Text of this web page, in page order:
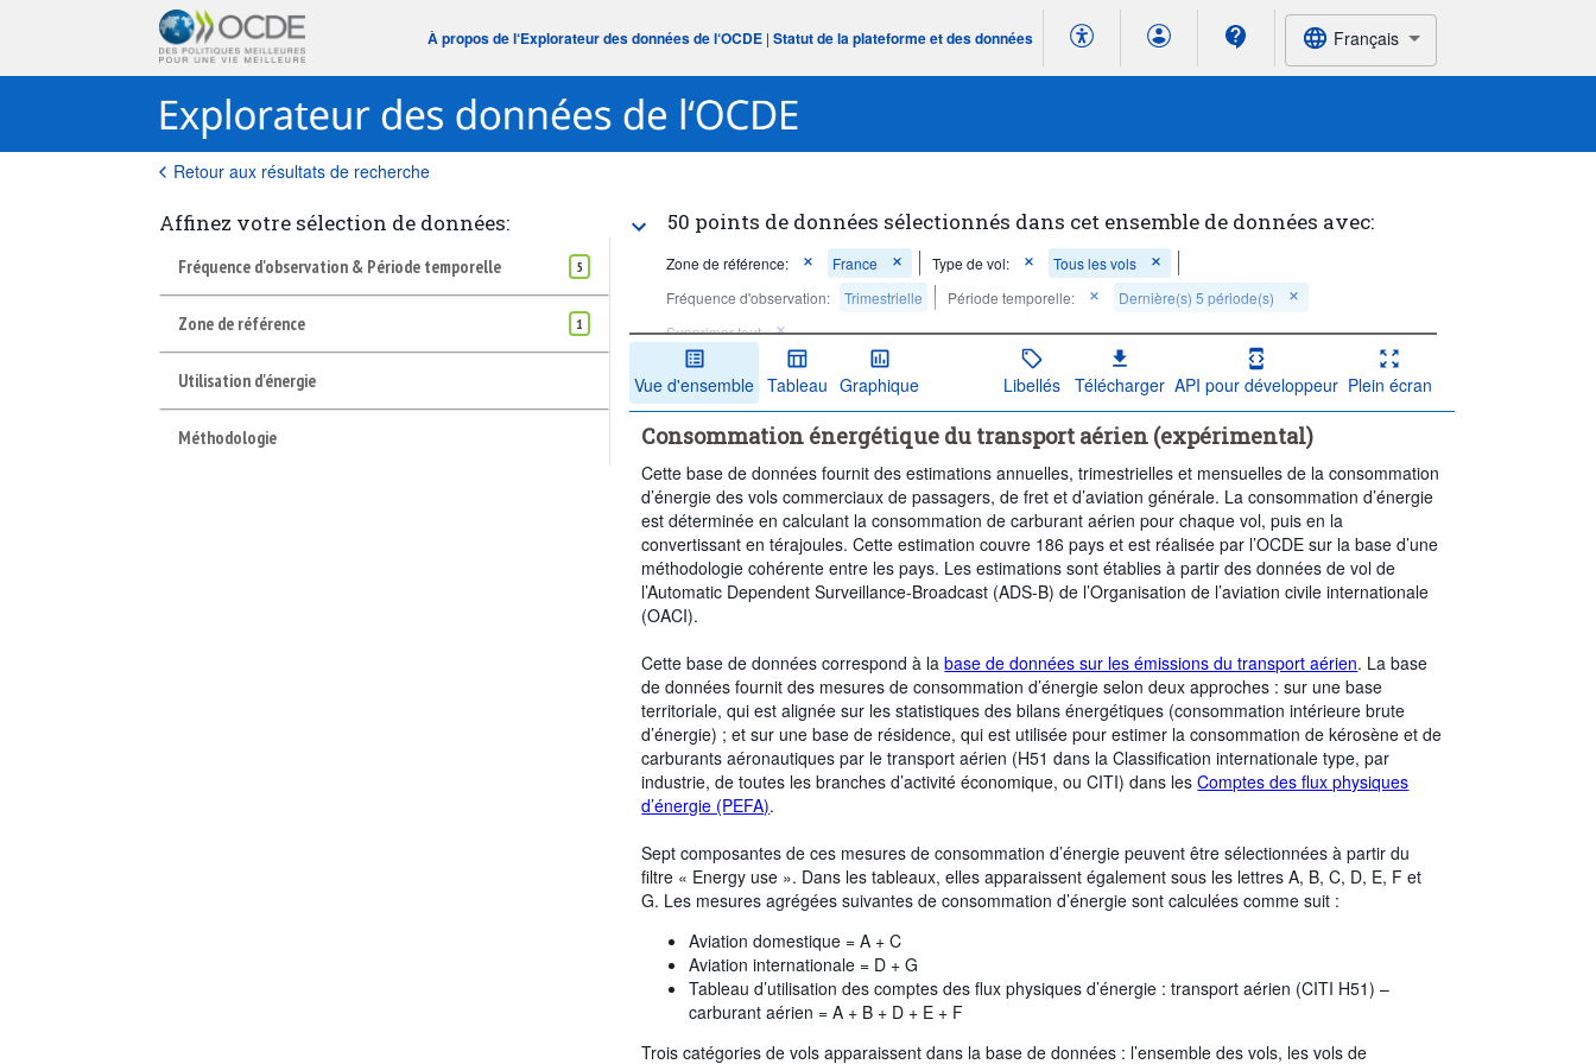
À propos de l‘Explorateur des données de l‘OCDE |Statut de la plateforme et des données Français
Retour aux résultats de recherche
Affinez votre sélection de données:
Fréquence d'observation & Période temporelle 5
Zone de référence 1
Utilisation d'énergie
Méthodologie
50 points de données sélectionnés dans cet ensemble de données avec:
Zone de référence: France Type de vol:
Tous les vols
Fréquence d'observation:
Trimestrielle Période temporelle:
Dernière(s) 5 période(s)
Supprimer tout
Vue d'ensemble Tableau Graphique Libellés Télécharger API pour développeur Plein écran
Consommation énergétique du transport aérien (expérimental)
Cette base de données fournit des estimations annuelles, trimestrielles et mensuelles de la consommation
d’énergie des vols commerciaux de passagers, de fret et d’aviation générale. La consommation d’énergie
est déterminée en calculant la consommation de carburant aérien pour chaque vol, puis en la
convertissant en térajoules. Cette estimation couvre 186 pays et est réalisée par l’OCDE sur la base d’une
méthodologie cohérente entre les pays. Les estimations sont établies à partir des données de vol de
l’Automatic Dependent Surveillance-Broadcast (ADS-B) de l’Organisation de l’aviation civile internationale
(OACI).
Cette base de données correspond à labase de données sur les émissions du transport aérien. La base
de données fournit des mesures de consommation d’énergie selon deux approches : sur une base
territoriale, qui est alignée sur les statistiques des bilans énergétiques (consommation intérieure brute
d’énergie) ; et sur une base de résidence, qui est utilisée pour estimer la consommation de kérosène et de
carburants aéronautiques par le transport aérien (H51 dans la Classification internationale type, par
industrie, de toutes les branches d’activité économique, ou CITI) dans lesComptes des flux physiques
d’énergie (PEFA).
Sept composantes de ces mesures de consommation d’énergie peuvent être sélectionnées à partir du
filtre « Energy use ». Dans les tableaux, elles apparaissent également sous les lettres A, B, C, D, E, F et
G. Les mesures agrégées suivantes de consommation d’énergie sont calculées comme suit :
Aviation domestique = A + C
Aviation internationale = D + G
Tableau d’utilisation des comptes des flux physiques d’énergie : transport aérien (CITI H51) –
carburant aérien = A + B + D + E + F
Trois catégories de vols apparaissent dans la base de données : l’ensemble des vols, les vols de